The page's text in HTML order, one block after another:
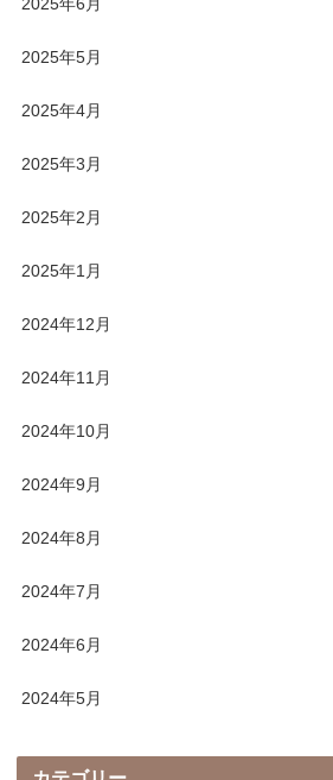
2025年5月
2025年4月
2025年3月
2025年2月
2025年1月
2024年12月
2024年11月
2024年10月
2024年9月
2024年8月
2024年7月
2024年6月
2024年5月